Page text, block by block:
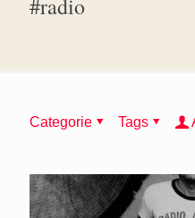
#radio
Categorie Tags